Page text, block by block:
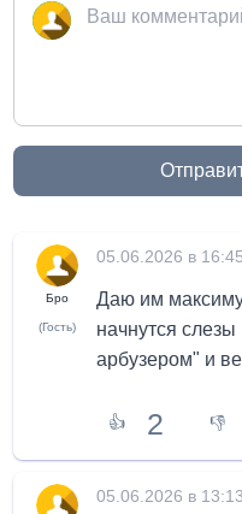
Бро
(Гость)
05.06.2026 в 16:45
Даю им
начнутся слезы
арбузером" и
👍 2 👎
05.06.2026 в 13:13